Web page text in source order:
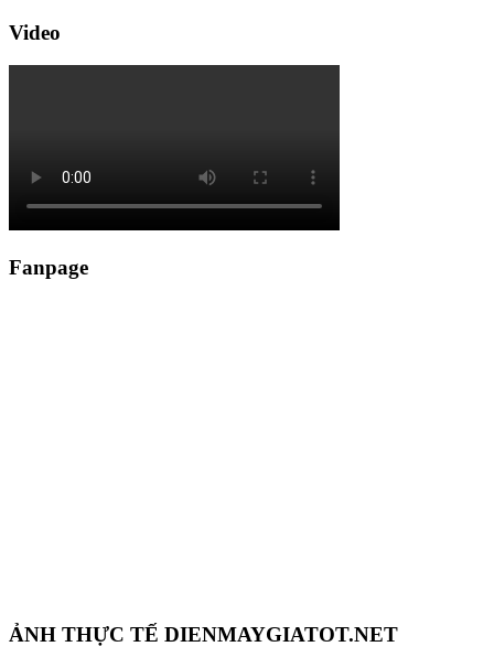
Video
Fanpage
ẢNH THỰC TẾ DIENMAYGIATOT.NET